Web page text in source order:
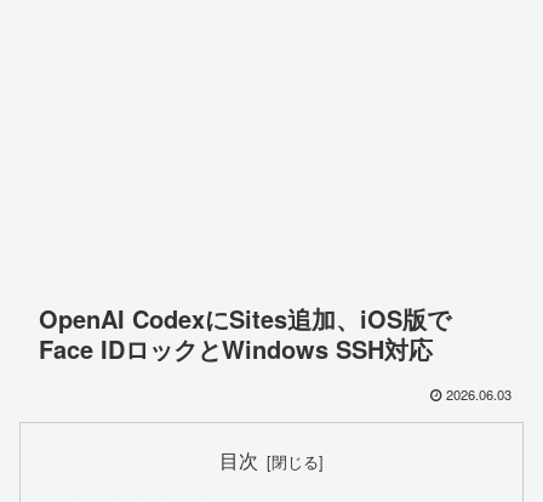
OpenAI CodexにSites追加、iOS版で
Face IDロックとWindows SSH対応
2026.06.03
目次